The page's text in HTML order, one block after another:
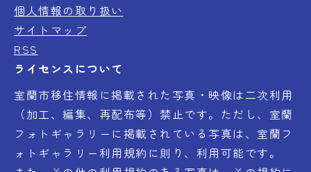
個人情報の取り扱い
サイトマップ
RSS
ライセンスについて
室蘭市移住情報に掲載された写真・映像は二次利用
（加工、編集、再配布等）禁止です。ただし、室蘭
フォトギャラリーに掲載されている写真は、室蘭フ
ォトギャラリー利用規約に則り、利用可能です。